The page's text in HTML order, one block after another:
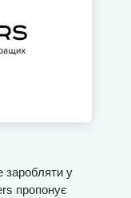
заробляти у
пропонує